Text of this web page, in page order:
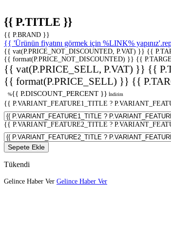
{{ P.TITLE }}
{{ P.BRAND }}
{{ 'Ürünün fiyatını görmek için %LINK%
{{ vat(P.PRICE_NOT_DISCOUNTED, P.VAT) }} {{
{{ format(P.PRICE_NOT_DISCOUNTED) }} {{
{{ vat(P.PRICE_SELL, P.VAT) }} {{
{{ format(P.PRICE_SELL) }} {{
%{{ P.DISCOUNT_PERCENT }} İndirim
{{ P.VARIANT_FEATURE1_TITLE ?
{{ P.VARIANT_FEATURE2_TITLE ?
Sepete Ekle
Tükendi
Gelince Haber Ver Gelince Haber Ver